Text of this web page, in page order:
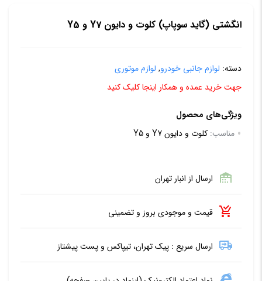
انگشتی (گاید سوپاپ) کلوت و دایون Y7 و Y5
دسته: لوازم جانبی خودرو, لوازم موتوری
جهت خرید عمده و همکار اینجا کلیک کنید
ویژگی‌های محصول
مناسب: کلوت و دایون Y7 و Y5
ارسال از انبار تهران
قیمت و موجودی بروز و تضمینی
ارسال سریع : پیک تهران، تیپاکس و پست پیشتاز